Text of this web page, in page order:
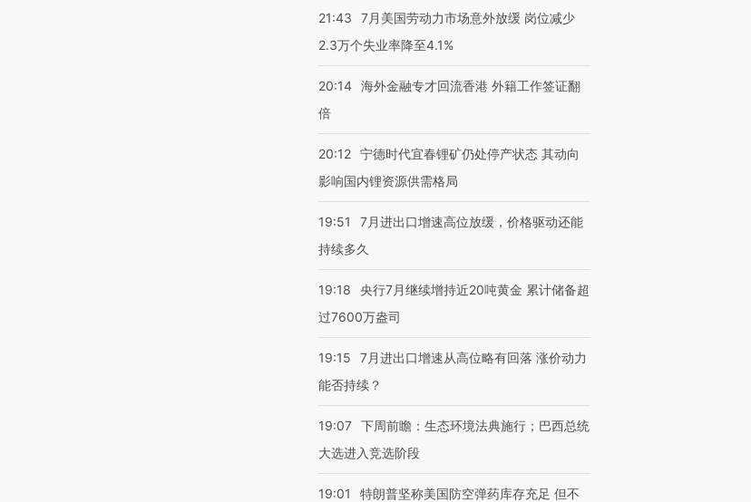
21:43
7月美国劳动力市场意外放缓 岗位减少
2.3万个失业率降至4.1%
20:14 海外金融专才回流香港 外籍工作签证翻
倍
20:12 宁德时代宜春锂矿仍处停产状态 其动向
影响国内锂资源供需格局
19:51
7月进出口增速高位放缓，价格驱动还能
持续多久
19:18
央行7月继续增持近20吨黄金 累计储备超
过7600万盎司
19:15
7月进出口增速从高位略有回落 涨价动力
能否持续？
19:07 下周前瞻：生态环境法典施行；巴西总统
大选进入竞选阶段
19:01
特朗普坚称美国防空弹药库存充足 但不